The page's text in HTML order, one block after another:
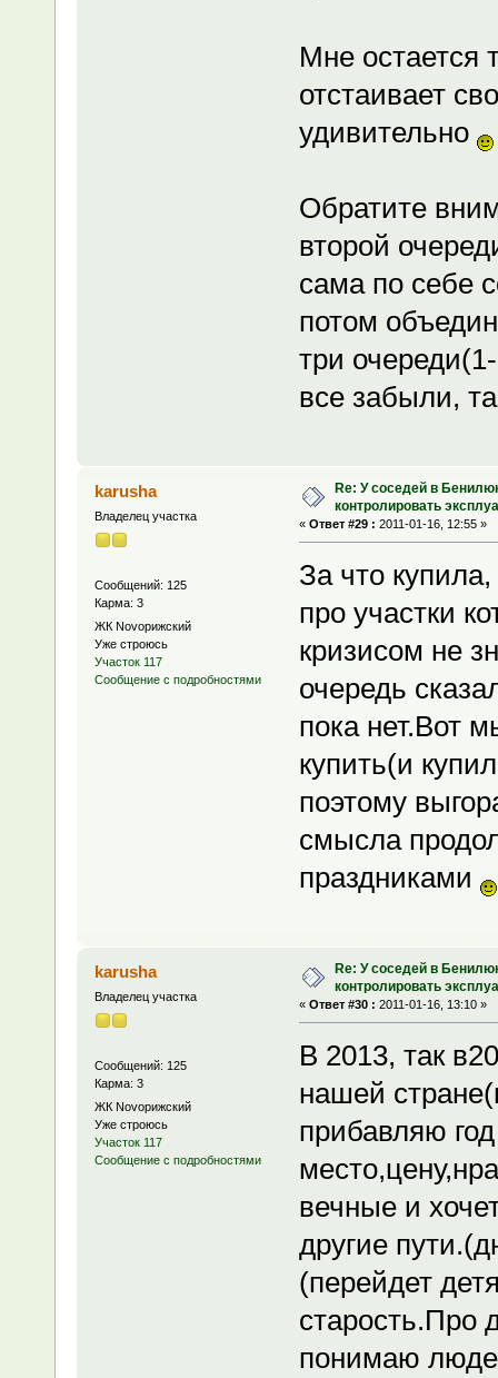
Мне остается
отстаивает
удивительно
Обратите
второй
сама по себе
потом
три
все забыли,
karusha
Владелец участка
Сообщений: 125
Карма: 3
ЖК Novoрижский
Уже строюсь
Участок 117
Сообщение с подробностями
Re: У соседей в
контролировать
« Ответ #29 : 2011-01-16, 12:55 »
За что
про участки
кризисом не
очередь
пока нет.Вот
купить(и
поэтому
смысла
праздниками
karusha
Владелец участка
Сообщений: 125
Карма: 3
ЖК Novoрижский
Уже строюсь
Участок 117
Сообщение с подробностями
Re: У соседей в
контролировать
« Ответ #30 : 2011-01-16, 13:10 »
В 2013, так
нашей
прибавляю
вечные и
другие
(перейдет
старость.Про
понимаю